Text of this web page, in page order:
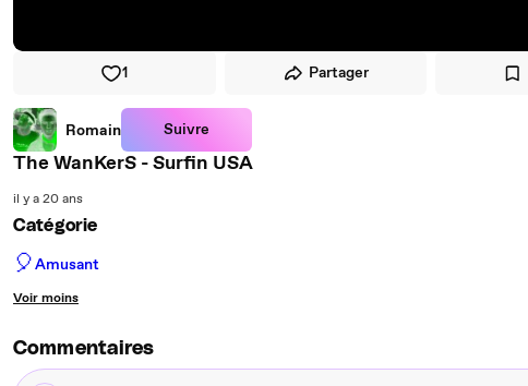
1 Partager
Romain Suivre
The WanKerS - Surfin USA
il y a 20 ans
Catégorie
🎈Amusant
Voir moins
Commentaires